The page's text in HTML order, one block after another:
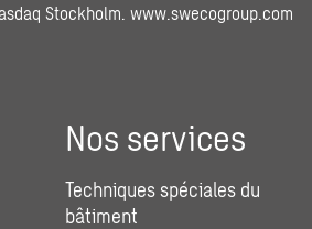
Stockholm. www.swecogroup.com
Nos services
Techniques spéciales du
bâtiment